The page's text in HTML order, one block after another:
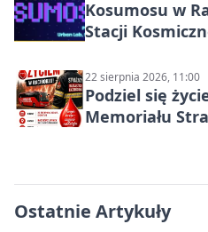
Kosumosu w
Stacji
22 sierpnia 2026, 11:00
Podziel się
Memoriału
Ostatnie Artykuły